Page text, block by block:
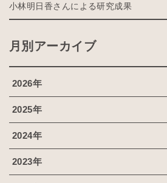
小林明日香さんによる研究成果
月別アーカイブ
2026年
2025年
2024年
2023年